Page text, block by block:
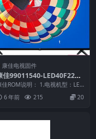
康佳电视固件
佳99011540-LED40F2200
72000208YT-V1.1.12原
系统刷机电视固件包下载
佳ROM说明： 1.电视机型：LED
40F2200NF 2.物料号：99011...
6 年前 215 20